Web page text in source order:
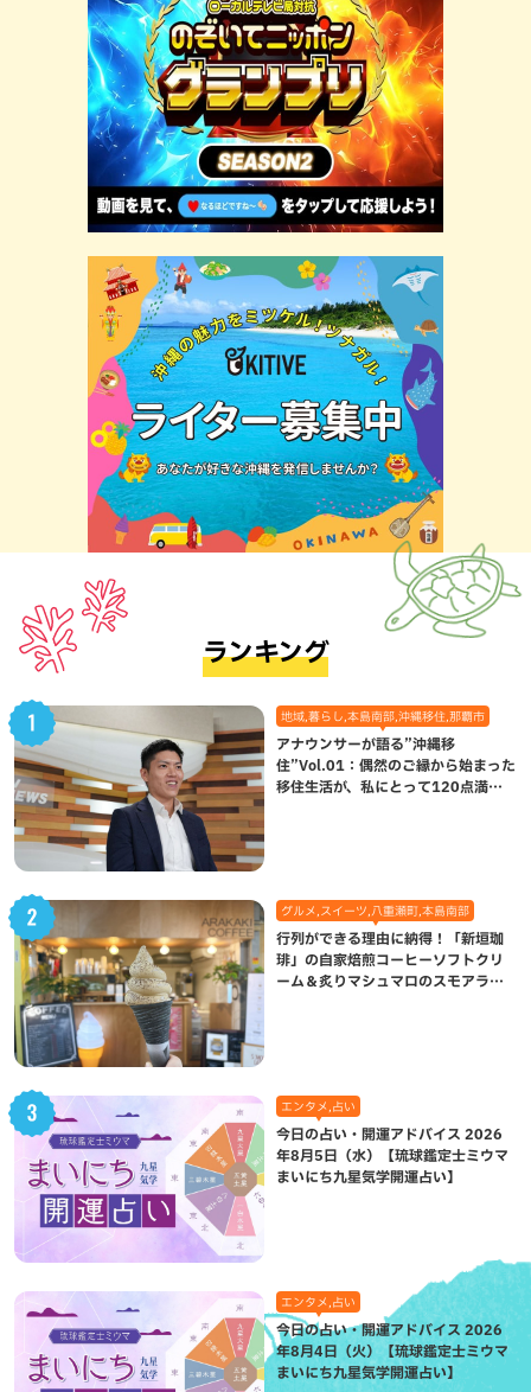
ランキング
地域,暮らし,本島南部,沖縄移住,那覇市
アナウンサーが語る”沖縄移
住”Vol.01：偶然のご縁から始まった
移住生活が、私にとって120点満点
グルメ,スイーツ,八重瀬町,本島南部
行列ができる理由に納得！「新垣珈
琲」の自家焙煎コーヒーソフトクリ
ーム＆炙りマシュマロのスモアラテ
エンタメ,占い
今日の占い・開運アドバイス 2026
年8月5日（水）【琉球鑑定士ミウマ
まいにち九星気学開運占い】
エンタメ,占い
今日の占い・開運アドバイス 2026
年8月4日（火）【琉球鑑定士ミウマ
まいにち九星気学開運占い】